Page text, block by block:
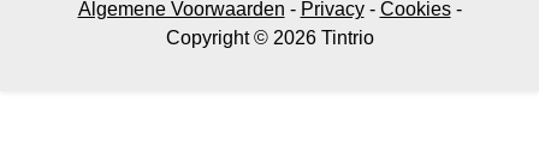
Algemene Voorwaarden - Privacy- Cookies-
Copyright © 2026 Tintrio